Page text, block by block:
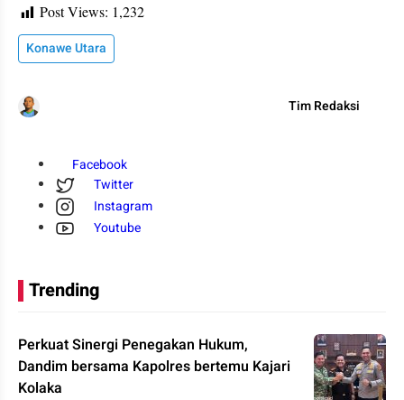
Post Views: 1,232
Konawe Utara
Tim Redaksi
Facebook
Twitter
Instagram
Youtube
Trending
Perkuat Sinergi Penegakan Hukum,
Dandim bersama Kapolres bertemu Kajari
Kolaka